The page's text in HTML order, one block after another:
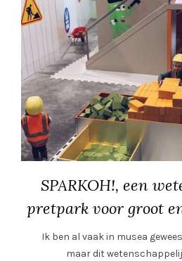
SPARKOH!, een
pretpark voor groot
Ik ben al vaak in musea
maar dit